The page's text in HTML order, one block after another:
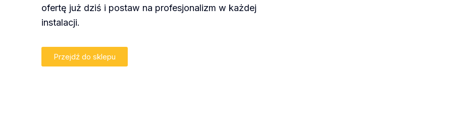
ofertę już dziś i postaw na profesjonalizm w każdej
instalacji.
Przejdź do sklepu